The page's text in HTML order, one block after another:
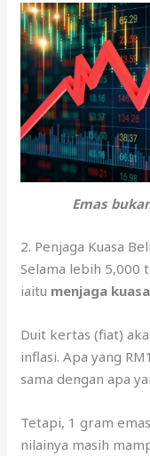
Emas
2. Penjaga Kuasa
Selama lebih 5,000
iaitu menjaga
Duit kertas (fiat)
inflasi. Apa yang
sama dengan apa
Tetapi, 1 gram
nilainya masih